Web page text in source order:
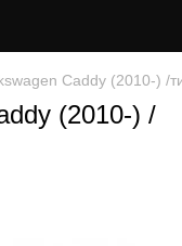
Caddy (2010-) /
(2010-) /